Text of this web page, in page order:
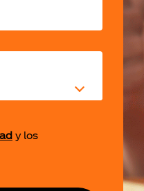
y los
pie de la página. También